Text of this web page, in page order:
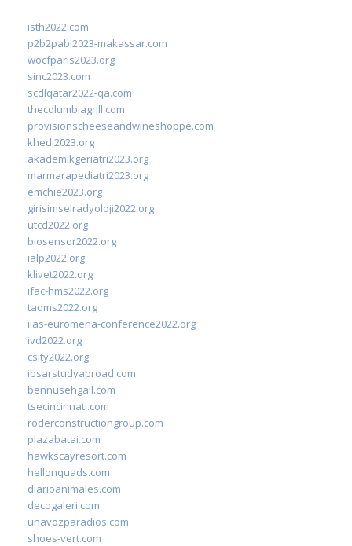
isth2022.com
p2b2pabi2023-makassar.com
wocfparis2023.org
sinc2023.com
scdlqatar2022-qa.com
thecolumbiagrill.com
provisionscheeseandwineshoppe.com
khedi2023.org
akademikgeriatri2023.org
marmarapediatri2023.org
emchie2023.org
girisimselradyoloji2022.org
utcd2022.org
biosensor2022.org
ialp2022.org
klivet2022.org
ifac-hms2022.org
taoms2022.org
iias-euromena-conference2022.org
ivd2022.org
csity2022.org
ibsarstudyabroad.com
bennusehgall.com
tsecincinnati.com
roderconstructiongroup.com
plazabatai.com
hawkscayresort.com
hellonquads.com
diarioanimales.com
decogaleri.com
unavozparadios.com
shoes-vert.com